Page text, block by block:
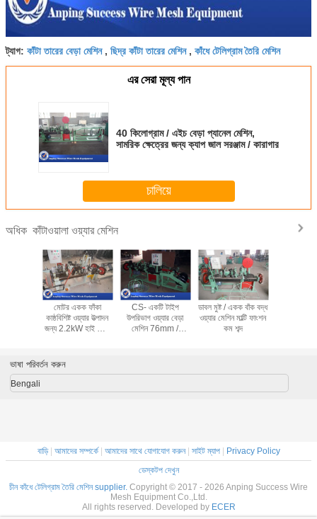
ট্যাগ: কাঁটা তারের বেড়া মেশিন, ছিদ্র কাঁটা তারের মেশিন, কাঁধে টেলিগ্রাম তৈরি মেশিন
এর সেরা মূল্য পান
40 কিলোগ্রাম / এইচ বেড়া প্যানেল মেশিন,
সামরিক ক্ষেত্রের জন্য ক্যাপ জাল সরঞ্জাম / কারাগার
চালিয়ে
অধিক কাঁটাওয়ালা ওয়্যার মেশিন
মোটর একক ফাঁকা
কাষ্ঠবিশিষ্ট ওয়্যার উত্পাদন
জন্য 2.2kW হাই স্পিড
CS- একটি টাইপ
উপরিভাগ ওয়্যার বেড়া
মেশিন 76mm /
ডাবল মুষ্ট / একক বাঁক বদ্ধ
ওয়্যার মেশিন মাল্টি ফাংশন
কম শব্দ
ভাষা পরিবর্তন করুন
Bengali
বাড়ি| আমাদের সম্পর্কে| আমাদের সাথে যোগাযোগ করুন| সাইট ম্যাপ| Privacy Policy
ডেস্কটপ দেখুন
চীন কাঁধে টেলিগ্রাম তৈরি মেশিন supplier. Copyright © 2017 - 2026 Anping Success Wire
Mesh Equipment Co.,Ltd.
All rights reserved. Developed by ECER